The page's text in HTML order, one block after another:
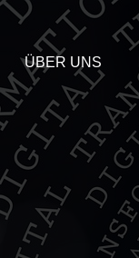
ÜBER UNS